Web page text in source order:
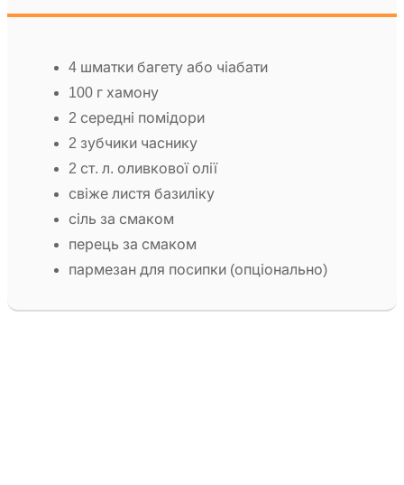
4 шматки багету або чіабати
100 г хамону
2 середні помідори
2 зубчики часнику
2 ст. л. оливкової олії
свіже листя базиліку
сіль за смаком
перець за смаком
пармезан для посипки (опціонально)